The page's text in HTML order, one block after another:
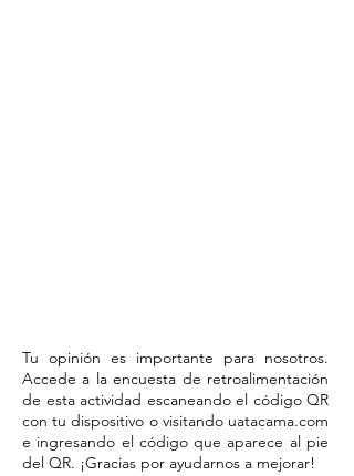
Tu opinión es importante para nosotros.
Accede a la encuesta de retroalimentación
de esta actividad escaneando el código QR
con tu dispositivo o visitando uatacama.com
e ingresando el código que aparece al pie
del QR. ¡Gracias por ayudarnos a mejorar!